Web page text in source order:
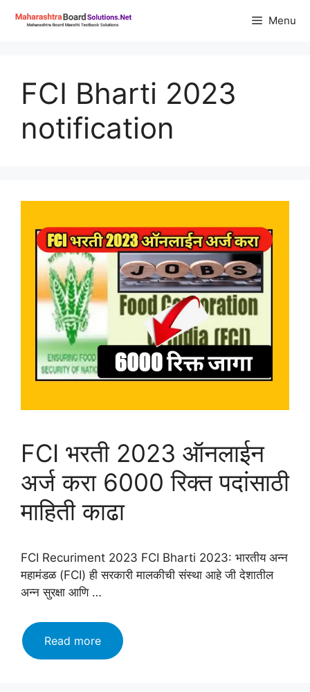
Menu
FCI Bharti 2023
notification
FCI भरती 2023 ऑनलाईन
अर्ज करा 6000 रिक्त पदांसाठी
माहिती काढा
FCI Recuriment 2023 FCI Bharti 2023: भारतीय अन्न
महामंडळ (FCI) ही सरकारी मालकीची संस्था आहे जी देशातील
अन्न सुरक्षा आणि …
Read moreFCI
भरती